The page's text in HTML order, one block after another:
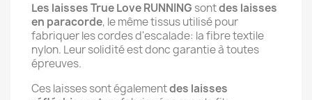
Les laisses True Love RUNNING sontdes laisses
en paracorde, le même tissus utilisé pour
fabriquer les cordes d'escalade: la fibre textile
nylon. Leur solidité est donc garantie à toutes
épreuves.
Ces laisses sont égalementdes laisses